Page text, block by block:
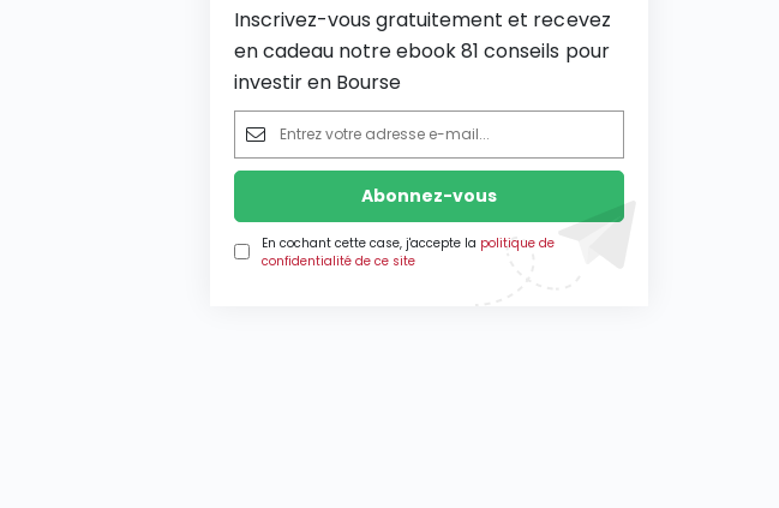
Inscrivez-vous gratuitement et recevez
en cadeau notre ebook 81 conseils pour
investir en Bourse
En cochant cette case, j'accepte la politique de
confidentialité de ce site